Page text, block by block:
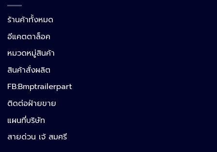
ร้านค้าทั้งหมด
อีแคตตาล็อค
หมวดหมู่สินค้า
สินค้าสั่งผลิต
FB:Bmptrailerpart
ติดต่อฝ่ายขาย
แผนที่บริษัท
สายด่วน เจ้ สมศรี